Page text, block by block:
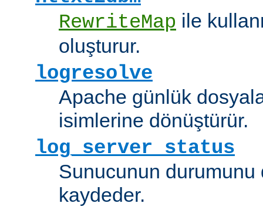
RewriteMap ile
oluşturur.
logresolve
Apache günlük
isimlerine dönüştürür.
log_server_status
Sunucunun durumunu
kaydeder.